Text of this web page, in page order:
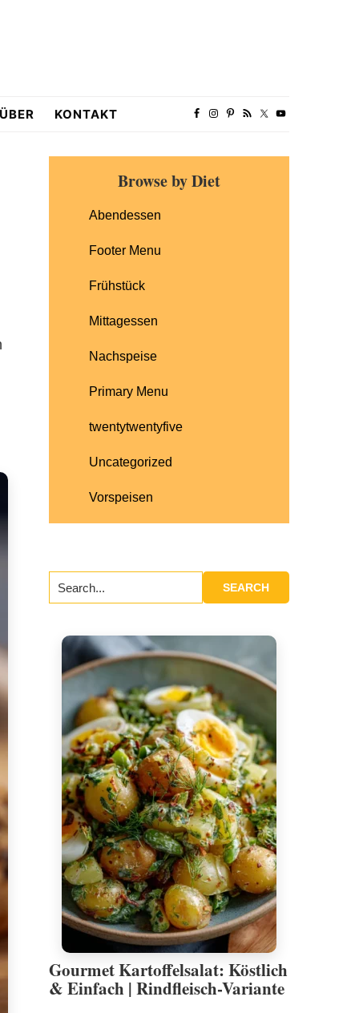
ÜBER KONTAKT
Primary
SidebarBrowse by Diet
Abendessen
Footer Menu
Frühstück
Mittagessen
Nachspeise
Primary Menu
twentytwentyfive
Uncategorized
Vorspeisen
Gourmet Kartoffelsalat: Köstlich
& Einfach | Rindfleisch-Variante